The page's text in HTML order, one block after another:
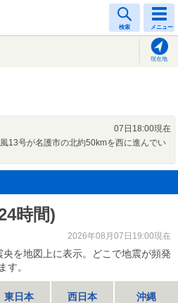
検索 メニュー
現在地
07日18:00現在
13号が名護市の北約50kmを西に進んでい
時間)
2026年08月07日19:00現在
を地図上に表示。どこで地震が頻発
す。
東日本 西日本 沖縄